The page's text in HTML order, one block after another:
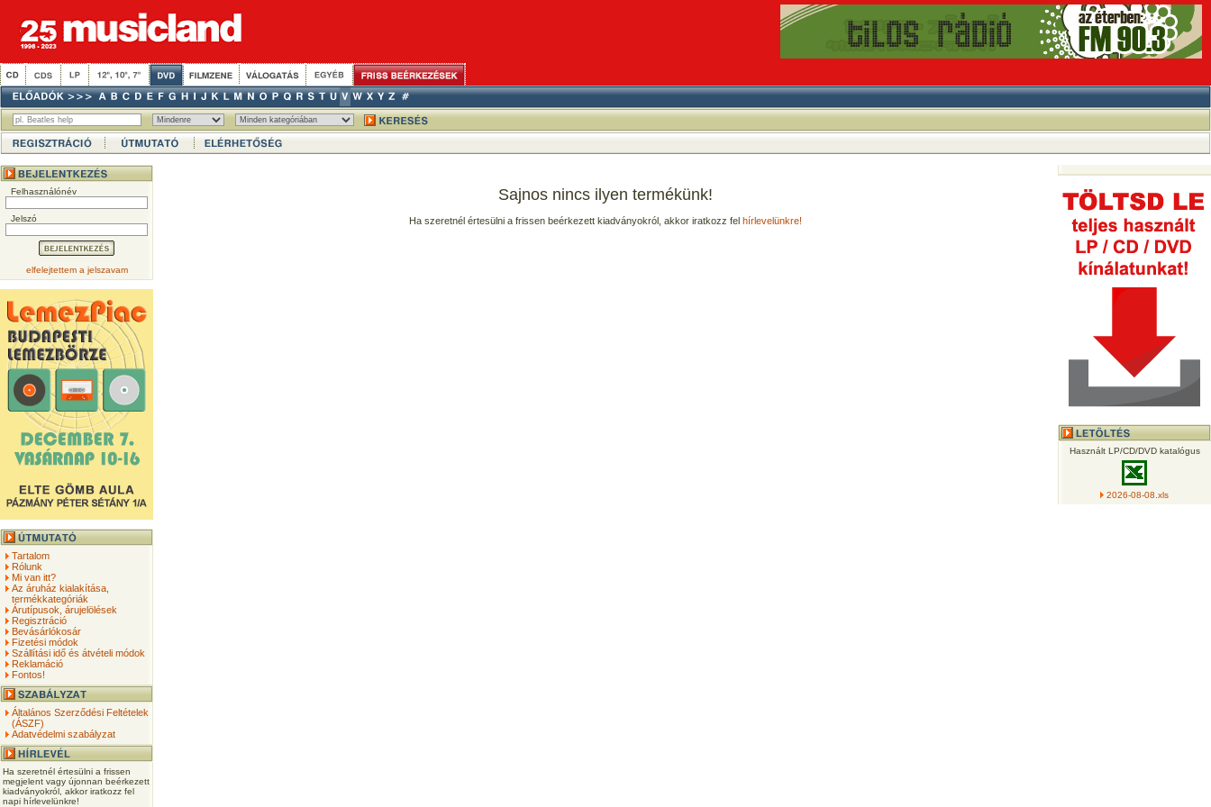
Felhasználónév
Jelszó
elfelejtettem a jelszavam
Tartalom
Rólunk
Mi van itt?
Az áruház kialakítása,
termékkategóriák
Árutípusok, árujelölések
Regisztráció
Bevásárlókosár
Fizetési módok
Szállítási idő és átvételi módok
Reklamáció
Fontos!
Általános Szerződési Feltételek
(ÁSZF)
Adatvédelmi szabályzat
Ha szeretnél értesülni a frissen
megjelent vagy újonnan beérkezett
kiadványokról, akkor iratkozz fel
napi hírlevelünkre!
Sajnos nincs ilyen termékünk!
Ha szeretnél értesülni a frissen beérkezett kiadványokról, akkor iratkozz fel hírlevelünkre!
Használt LP/CD/DVD katalógus
2026-08-08.xls